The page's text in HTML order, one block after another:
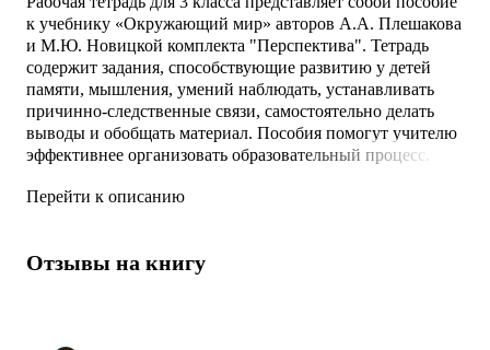
к учебнику «Окружающий мир» авторов А.А. Плешакова
и М.Ю. Новицкой комплекта "Перспектива". Тетрадь
содержит задания, способствующие развитию у детей
памяти, мышления, умений наблюдать, устанавливать
причинно-следственные связи, самостоятельно делать
выводы и обобщать материал. Пособия помогут учителю
эффективнее организовать образовательный процесс.
Перейти к описанию
Отзывы на книгу